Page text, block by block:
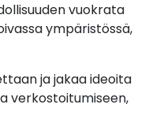
vuokrata
ympäristössä,
ja jakaa ideoita
verkostoitumiseen,